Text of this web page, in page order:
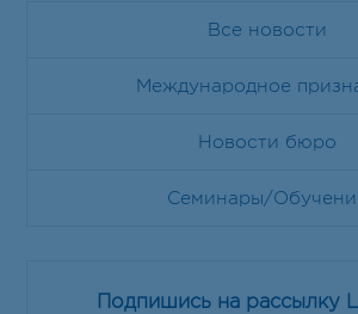
Все новости
Международное
Новости бюро
Семинары/
Подпишись на рассылку